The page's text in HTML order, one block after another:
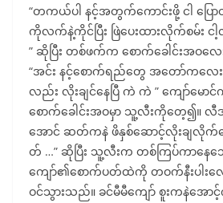
“တကယ်ပါ နင့်အတွက်ကောင်းဖို့ ငါ ပြ
ကိုလက်နဲ့ကိုင်ပြီး ဖြဲပေးထားလိုက်စမ်း
” ဆိုပြီး တစ်ဖက်က စောက်ခေါင်းအဝ
“အင်း နင့်စောက်ရည်တွေ အတော်ကလေးတ
လည်း လိုးချင်နေပြီ ကဲ ကဲ ” ကျော်မော
စောက်ခေါင်းအဝမှာ သူ့လီးကိုတေ့၍။ လီဒ
အောင် ဆတ်ကနဲ ဖိနှစ်ဆောင့်လိုးချလိုက်
တ် …” ဆိုပြီး သူ့လီးက တစ်ကြပ်ကာနေသ
ကျော်၏စောက်ပတ်ထဲကို တဝက်နီးပါး
ဝင်သွားသည်။ ခင်မီမီကျော် စူးကနဲအောင့်က